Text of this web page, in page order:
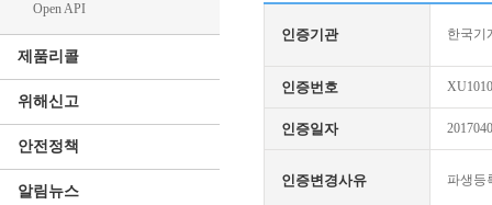
Open API
제품리콜
위해신고
안전정책
알림뉴스
인증기관 한국기
인증번호
인증일자
인증변경사유 파생등